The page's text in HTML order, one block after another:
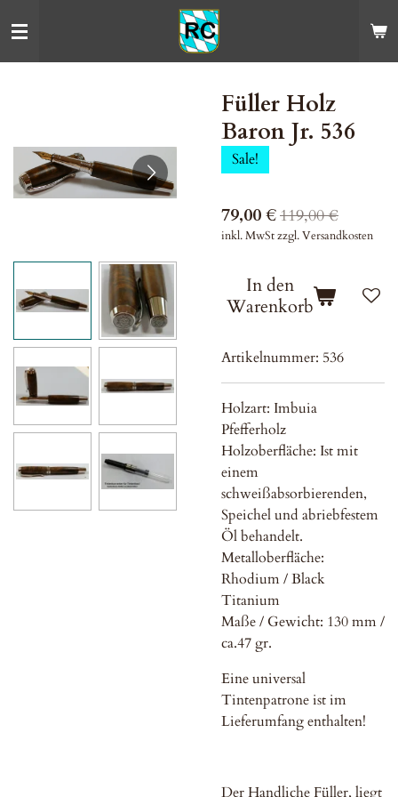
Hauptinhalt
springen
Füller Holz
Baron Jr. 536
Sale!
79,00 €119,00 €
inkl. MwSt zzgl. Versandkosten
In den
Warenkorb
Artikelnummer: 536
Holzart: Imbuia
Pfefferholz
Holzoberfläche: Ist mit
einem
schweißabsorbierenden,
Speichel und abriebfestem
Öl behandelt.
Metalloberfläche:
Rhodium / Black
Titanium
Maße / Gewicht: 130 mm /
ca.47 gr.
Eine universal
Tintenpatrone ist im
Lieferumfang enthalten!
Der Handliche Füller, liegt